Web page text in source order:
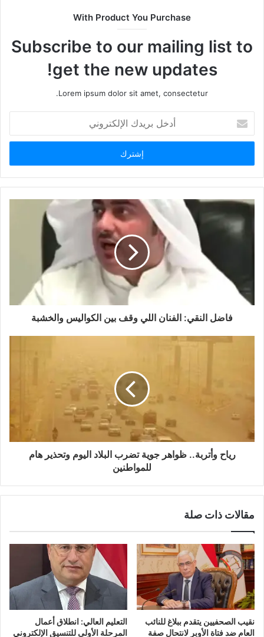
With Product You Purchase
Subscribe to our mailing list to
get the new updates!
Lorem ipsum dolor sit amet, consectetur.
بريدك
الإلكتروني
فاضل النقي: الفنان اللي وقف بين الكواليس والخشبة
رياح وأتربة.. ظواهر جوية تضرب البلاد اليوم وتحذير هام
للمواطنين
مقالات ذات صلة
نقيب الصحفيين يتقدم ببلاغ للنائب
العام ضد فتاة الأوبر لانتحال صفة
التعليم العالي: انطلاق أعمال
المرحلة الأولى للتنسيق الإلكتروني